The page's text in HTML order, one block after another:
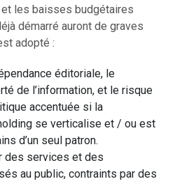
et les baisses budgétaires
démarré auront de graves
adopté :
éditoriale, le
de l’information, et le risque
accentuée si la
se verticalise et / ou est
d’un seul patron.
des services et des
au public, contraints par des